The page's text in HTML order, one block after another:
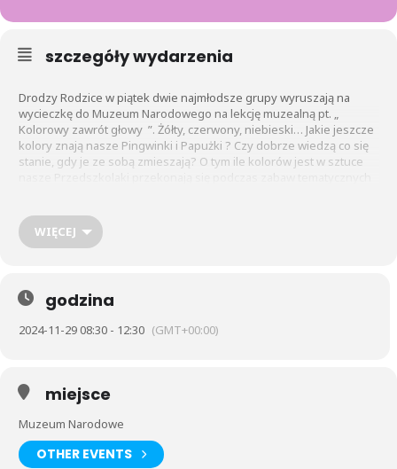
szczegóły wydarzenia
Drodzy Rodzice w piątek dwie najmłodsze grupy wyruszają na
wycieczkę do Muzeum Narodowego na lekcję muzealną pt. „
Kolorowy zawrót głowy ”. Żółty, czerwony, niebieski… Jakie jeszcze
kolory znają nasze Pingwinki i Papużki ? Czy dobrze wiedzą co się
stanie, gdy je ze sobą zmieszają? O tym ile kolorów jest w sztuce
sensorycznych spróbują uzyskać wszystkie kolory tęczy.
WIĘCEJ
godzina
2024-11-29 08:30 - 12:30 (GMT+00:00)
miejsce
Muzeum Narodowe
OTHER EVENTS